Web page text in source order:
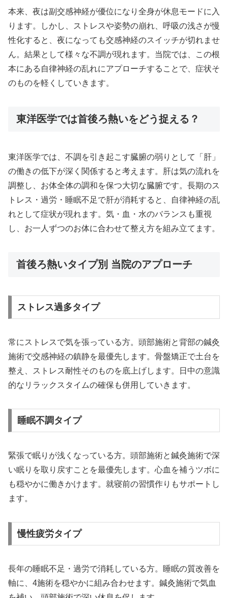
本来、夜は副交感神経が優位になり全身が休息モードに入
ります。しかし、ストレスや姿勢の崩れ、呼吸の浅さが慢
性化すると、夜になっても交感神経のスイッチが切れませ
ん。結果として様々な不調が現れます。当院では、この根
本にある自律神経の乱れにアプローチすることで、症状そ
のものを軽くしていきます。
東洋医学では首後ろ熱いをどう捉える？
東洋医学では、不調を引き起こす臓腑の弱りとして「肝」
の働きの低下が深く関係すると考えます。肝は気の流れを
調整し、お体全体の調和を保つ大切な臓腑です。長期のス
トレス・過労・睡眠不足で肝が消耗すると、自律神経の乱
れとして症状が現れます。気・血・水のバランスも重視
し、お一人ずつのお体に合わせて整え方を組み立てます。
首後ろ熱いタイプ別 当院のアプローチ
ストレス過多タイプ
常にストレスで気を張っている方。頭部施術と背部の鍼灸
施術で交感神経の鎮静を最優先します。骨盤矯正で土台を
整え、ストレス耐性そのものを底上げします。日中の意識
的なリラックスタイムの確保も併用していきます。
睡眠不調タイプ
緊張で眠りが浅くなっている方。頭部施術と鍼灸施術で深
い眠りを取り戻すことを最優先します。心血を補うツボに
も穏やかに働きかけます。就寝前の習慣作りもサポートし
ます。
慢性疲労タイプ
長年の睡眠不足・過労で消耗している方。睡眠の質改善を
軸に、4施術を穏やかに組み合わせます。鍼灸施術で気血